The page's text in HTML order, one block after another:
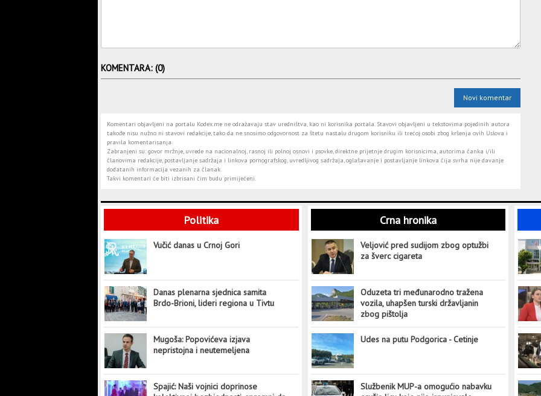
KOMENTARA: (0)
Novi komentar
Komentari objavljeni na portalu Kodex.me ne odražavaju stav uredništva, kao ni korisnika portala. Stavovi objavljeni u tekstovima pojedinih autora
takođe nisu nužno ni stavovi redakcije, tako da ne snosimo odgovornost za štetu nastalu drugom korisniku ili trećoj osobi zbog kršenja ovih Uslova i
pravila komentarisanja.
Zabranjeni su: govor mržnje, uvrede na nacionalnoj, rasnoj ili polnoj osnovi i psovke, direktne prijetnje drugim korisnicima, autorima čanka i/ili
članovima redakcije, postavljanje sadržaja i linkova pornografskog, uvredljivog sadržaja, oglašavanje i postavljanje linkova čija svrha nije davanje
dodatanih informacija vezanih za članak.
Takvi komentari će biti izbrisani čim budu primijećeni.
Politika
Vučić danas u Crnoj Gori
Danas plenarna sjednica samita
Brdo-Brioni, lideri regiona u Tivtu
Mugoša: Popovićeva izjava
nepristojna i neutemeljena
Spajić: Naši vojnici doprinose
Crna hronika
Veljović pred sudijom zbog optužbi
za šverc cigareta
Oduzeta tri međunarodno tražena
vozila, uhapšen turski državljanin
zbog pištolja
Udes na putu Podgorica - Cetinje
Službenik MUP-a omogućio nabavku